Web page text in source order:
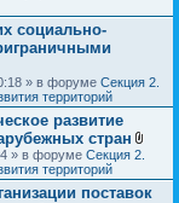
ж
социально-
» в форуме Секция 2.
территорий
развитие
стран
о
ж
» в форуме Секция 2.
территорий
поставок